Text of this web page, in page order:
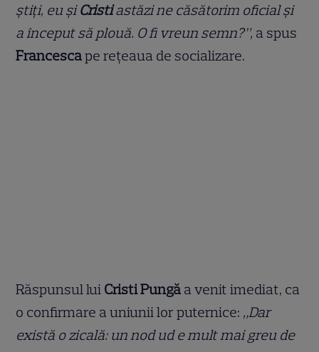
știți, eu șiCristiastăzi ne căsătorim oficial și
a început să plouă. O fi vreun semn?”, a spus
Francescape rețeaua de socializare.
Răspunsul lui Cristi Pungă a venit imediat, ca
o confirmare a uniunii lor puternice: „Dar
există o zicală: un nod ud e mult mai greu de